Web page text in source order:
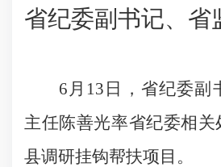
省纪委副书记、省
6 月 13 日
，省纪委副
主任陈善光率省纪委相
县调研挂钩帮扶项目。